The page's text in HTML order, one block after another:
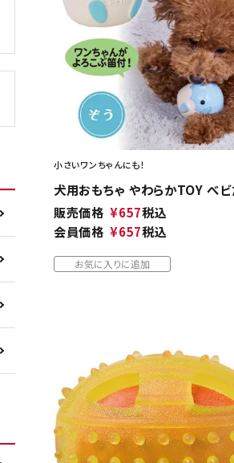
小さいワンちゃんにも！
犬用おもちゃ やわらかTOY べビ
販売価格 ¥657税込
会員価格 ¥657税込
お気に入りに追加